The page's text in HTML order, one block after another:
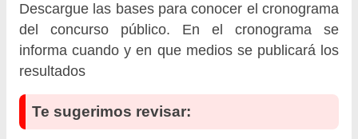
Descargue las bases para conocer el cronograma
del concurso público. En el cronograma se
informa cuando y en que medios se publicará los
resultados
Te sugerimos revisar: